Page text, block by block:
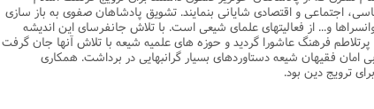
اجتماعى و اقتصادى شایانى بنمایند. تشویق پادشاهان صفوى به باز سازى
و... از فعالیتهاى علماى شیعى است. با تلاش جانفرساى این اندیشه
فرهنگ عاشورا گردید و حوزه هاى علمیه شیعه با تلاش آنها جان گرفت
فقیهان شیعه دستاوردهاى بسیار گرانبهایى در برداشت. همکارى
ترویج دین بود.